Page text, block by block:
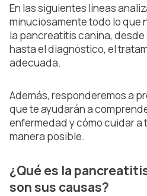
En las siguientes líneas
minuciosamente todo lo que
la pancreatitis canina,
hasta el diagnóstico, el
adecuada.
Además, responderemos a
que te ayudarán a
enfermedad y cómo cuidar a
manera posible.
¿Qué es la
son sus causas?